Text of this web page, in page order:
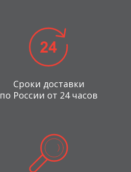
Сроки доставки
по России от 24 часов